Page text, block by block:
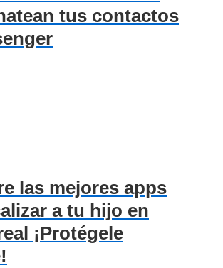
tus contactos
las mejores apps
a tu hijo en
¡Protégele